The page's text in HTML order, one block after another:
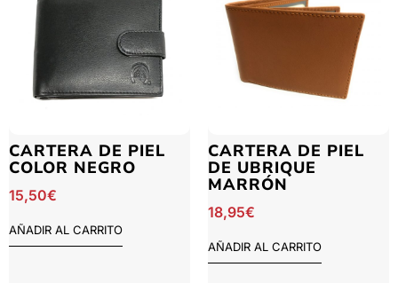
CARTERA DE PIEL
COLOR NEGRO
15,50€
AÑADIR AL CARRITO
CARTERA DE PIEL
DE UBRIQUE
MARRÓN
18,95€
AÑADIR AL CARRITO